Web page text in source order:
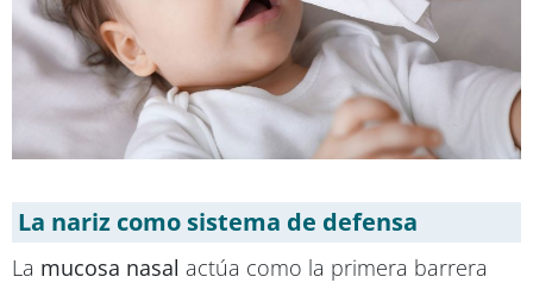
La nariz como sistema de defensa
La mucosa nasal actúa como la primera barrera